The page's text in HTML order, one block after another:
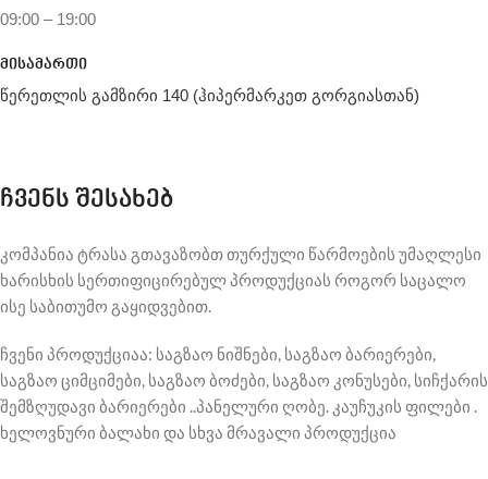
09:00 – 19:00
მისამართი
წერეთლის გამზირი 140 (ჰიპერმარკეთ გორგიასთან)
ჩვენს შესახებ
კომპანია ტრასა გთავაზობთ თურქული წარმოების უმაღლესი
ხარისხის სერთიფიცირებულ პროდუქციას როგორ საცალო
ისე საბითუმო გაყიდვებით.
ჩვენი პროდუქციაა: საგზაო ნიშნები, საგზაო ბარიერები,
საგზაო ციმციმები, საგზაო ბოძები, საგზაო კონუსები, სიჩქარის
შემზღუდავი ბარიერები ..პანელური ღობე. კაუჩუკის ფილები .
ხელოვნური ბალახი და სხვა მრავალი პროდუქცია